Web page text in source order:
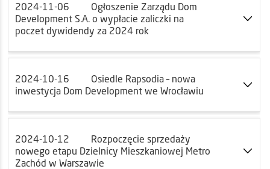
2024-11-06
Ogłoszenie Zarządu Dom
Development S.A. o wypłacie zaliczki na
poczet dywidendy za 2024 rok
2024-10-16
Osiedle Rapsodia – nowa
inwestycja Dom Development we Wrocławiu
2024-10-12
Rozpoczęcie sprzedaży
nowego etapu Dzielnicy Mieszkaniowej Metro
Zachód w Warszawie